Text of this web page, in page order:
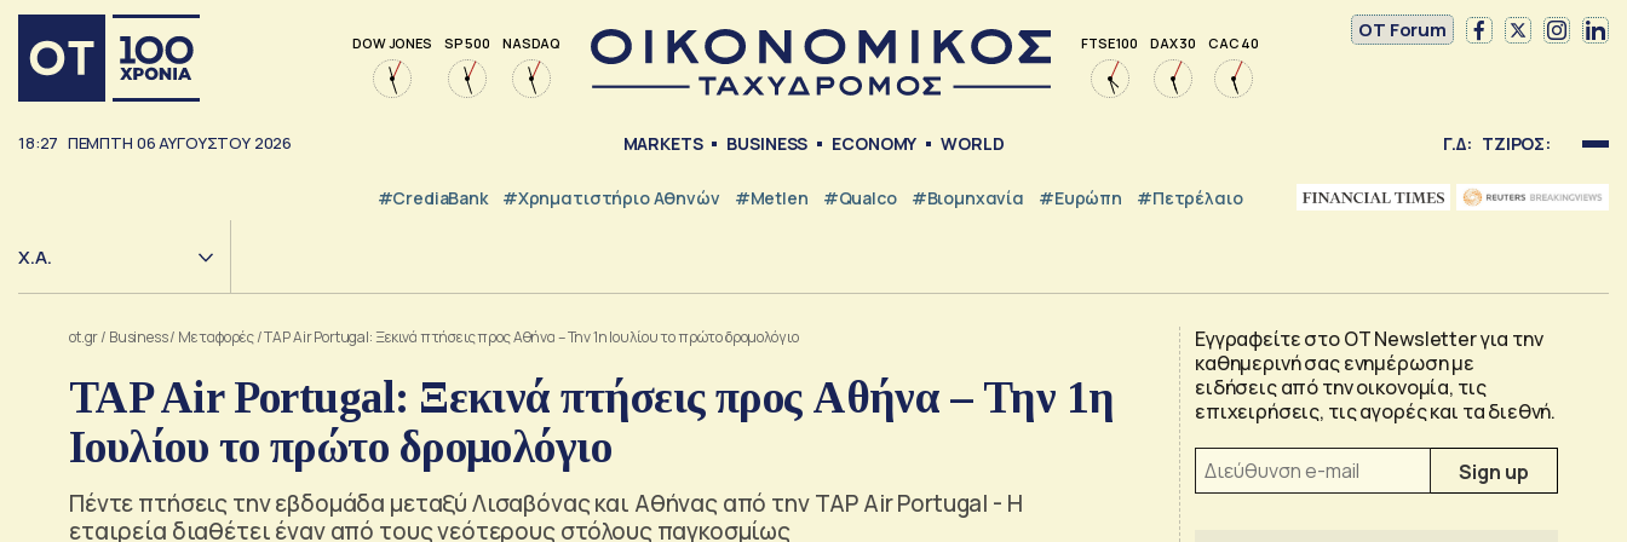
DOW JONES SP 500 NASDAQ FTSE 100 DAX 30 CAC 40
OT Forum
18:27 ΠΕΜΠΤΗ 06ΑΥΓΟΥΣΤΟΥ 2026 MARKETS BUSINESS ECONOMY WORLD Γ.Δ: ΤΖΙΡΟΣ:
#CrediaBank #Χρηματιστήριο Αθηνών #metlen #Qualco #Βιομηχανία #Ευρώπη #Πετρέλαιο
Χ.Α.
ot.gr/ Business/ Μεταφορές/TAP Air Portugal: Ξεκινά πτήσεις προς Αθήνα – Την 1η Ιουλίου το πρώτο δρομολόγιο
TAP Air Portugal: Ξεκινά πτήσεις προς Αθήνα – Την 1η
Ιουλίου το πρώτο δρομολόγιο
Πέντε πτήσεις την εβδομάδα μεταξύ Λισαβόνας και Αθήνας από την TAP Air Portugal - Η
εταιρεία διαθέτει έναν από τους νεότερους στόλους παγκοσμίως
Εγγραφείτε στο OT Newsletter για την
καθημερινή σας ενημέρωση με
ειδήσεις από την οικονομία, τις
επιχειρήσεις, τις αγορές και τα διεθνή.